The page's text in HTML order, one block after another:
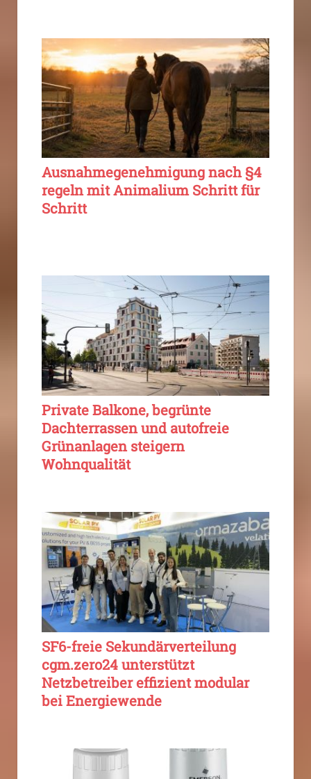
Ausnahmegenehmigung nach §4
regeln mit Animalium Schritt für
Schritt
Private Balkone, begrünte
Dachterrassen und autofreie
Grünanlagen steigern
Wohnqualität
SF6-freie Sekundärverteilung
cgm.zero24 unterstützt
Netzbetreiber effizient modular
bei Energiewende